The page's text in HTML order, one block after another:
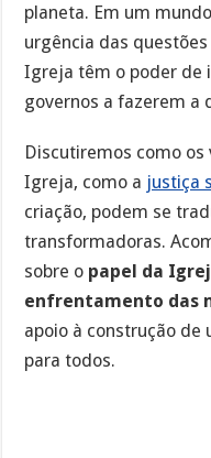
planeta. Em um
urgência das
Igreja têm o poder de
governos a fazerem a
Discutiremos como
Igreja, como a justiça
criação, podem se
transformadoras.
sobre o papel da
enfrentamento das
apoio à construção de
para todos.